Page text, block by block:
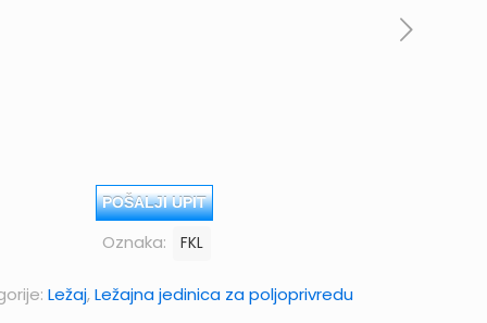
POŠALJI UPIT
Ležaj,Ležajna jedinica za poljoprivredu
Oznaka: FKL